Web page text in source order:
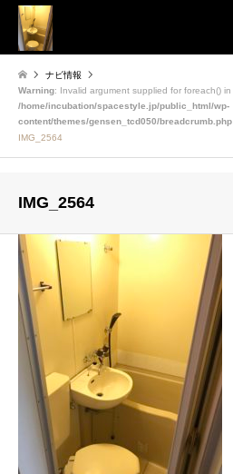
ナビ情報
Warning: Invalid argument supplied for foreach() in
/home/incubation/spacestyle.jp/public_html/wp-
content/themes/gensen_tcd050/breadcrumb.php
IMG_2564
IMG_2564